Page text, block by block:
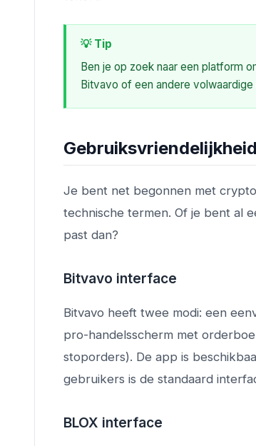
💡 Tip
Ben je op zoek naar een platform
Bitvavo of een andere
Je bent net begonnen met
technische termen. Of je bent al
past dan?
Bitvavo interface
Bitvavo heeft twee modi: een
pro-handelsscherm met
stoporders). De app is
gebruikers is de standaard
BLOX interface